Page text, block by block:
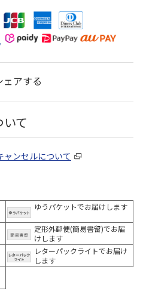
ェアする
て
ャンセルについて
ゆうパケットでお届けします
定形外郵便(簡易書留)でお届
けします
レターパックライトでお届け
します